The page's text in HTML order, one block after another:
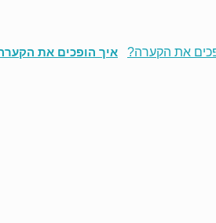
איך הופכים את